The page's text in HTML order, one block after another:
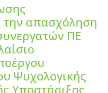
την απασχόληση
ΠΕ
Ψυχολογικής
Υποστήριξης